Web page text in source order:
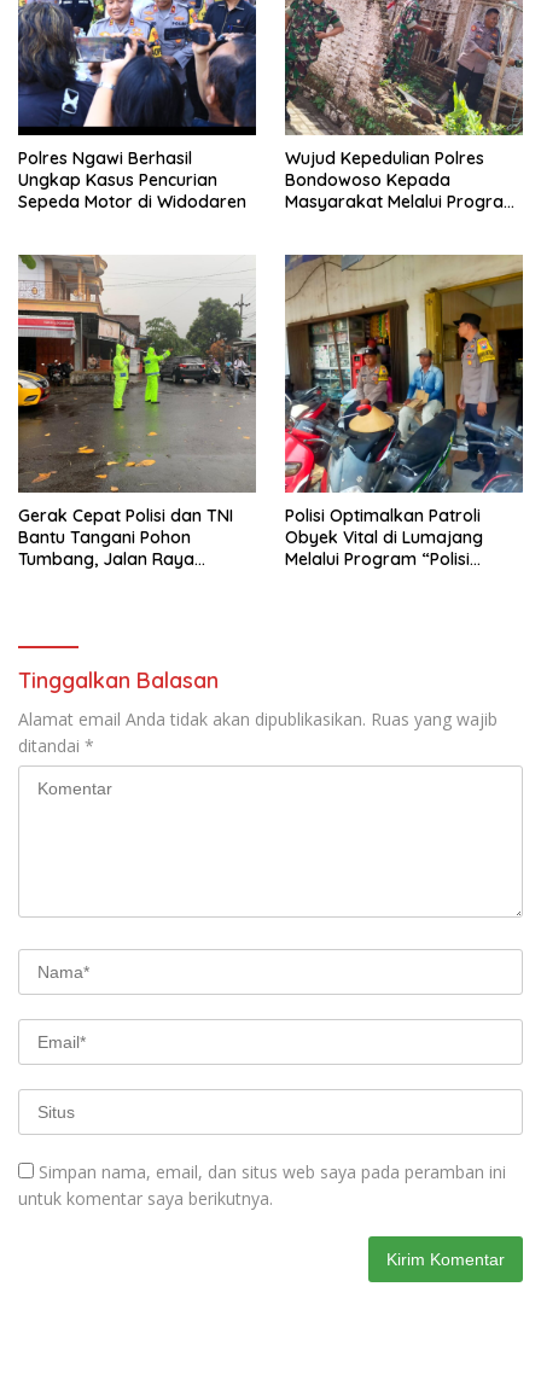
Polres Ngawi Berhasil
Ungkap Kasus Pencurian
Sepeda Motor di Widodaren
Wujud Kepedulian Polres
Bondowoso Kepada
Masyarakat Melalui Program
Gerak Cepat Polisi dan TNI
Bantu Tangani Pohon
Tumbang, Jalan Raya
Polisi Optimalkan Patroli
Obyek Vital di Lumajang
Melalui Program “Polisi
Tinggalkan Balasan
Alamat email Anda tidak akan dipublikasikan. Ruas yang wajib
ditandai *
Simpan nama, email, dan situs web saya pada peramban ini
untuk komentar saya berikutnya.